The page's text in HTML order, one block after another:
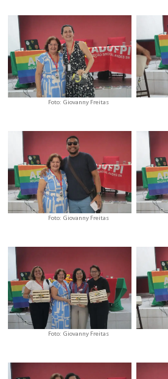
Foto: Giovanny Freitas
Foto: Giovanny Freitas
Foto: Giovanny Freitas